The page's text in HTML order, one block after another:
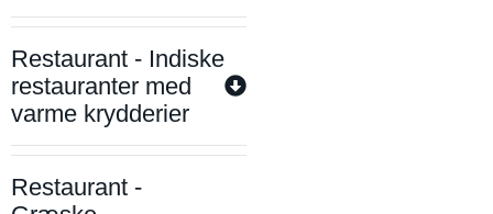
Restaurant - Indiske
restauranter med
varme krydderier
Restaurant -